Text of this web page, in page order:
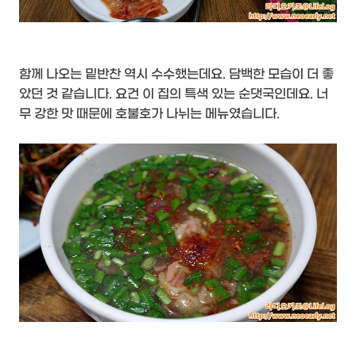
함께 나오는 밑반찬 역시 수수했는데요. 담백한 모습이 더 좋
았던 것 같습니다. 요건 이 집의 특색 있는 순댓국인데요. 너
무 강한 맛 때문에 호불호가 나뉘는 메뉴였습니다.